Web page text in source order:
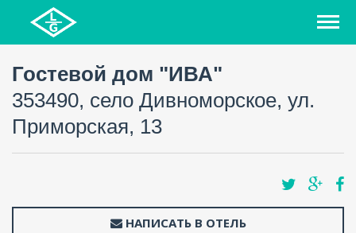
Гостевой дом "ИВА"
353490, село Дивноморское, ул.
Приморская, 13
НАПИСАТЬ В ОТЕЛЬ